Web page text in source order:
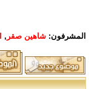
المشرفون: شاهين صقر ,